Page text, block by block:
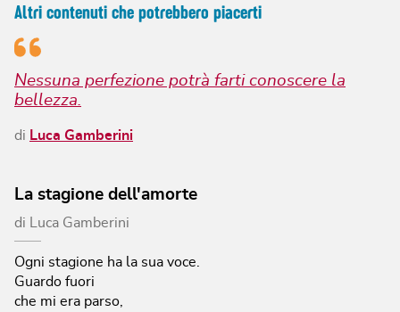
Altri contenuti che potrebbero piacerti
Nessuna perfezione potrà farti conoscere la
bellezza.
di Luca Gamberini
La stagione dell'amorte
di Luca Gamberini
Ogni stagione ha la sua voce.
Guardo fuori
che mi era parso,